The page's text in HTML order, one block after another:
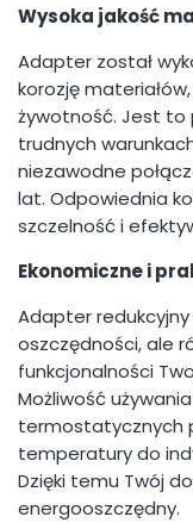
Wysoka jakość
Adapter został
korozję
żywotność. Jest to
trudnych
niezawodne
lat. Odpowiednia
szczelność i
Ekonomiczne i
Adapter
oszczędności, ale
funkcjonalności
Możliwość
termostatycznych
temperatury do
Dzięki temu Twój
energooszczędny.